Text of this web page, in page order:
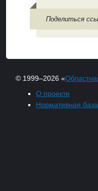
Поделиться
© 1999–2026 «
О проекте
Нормативная база